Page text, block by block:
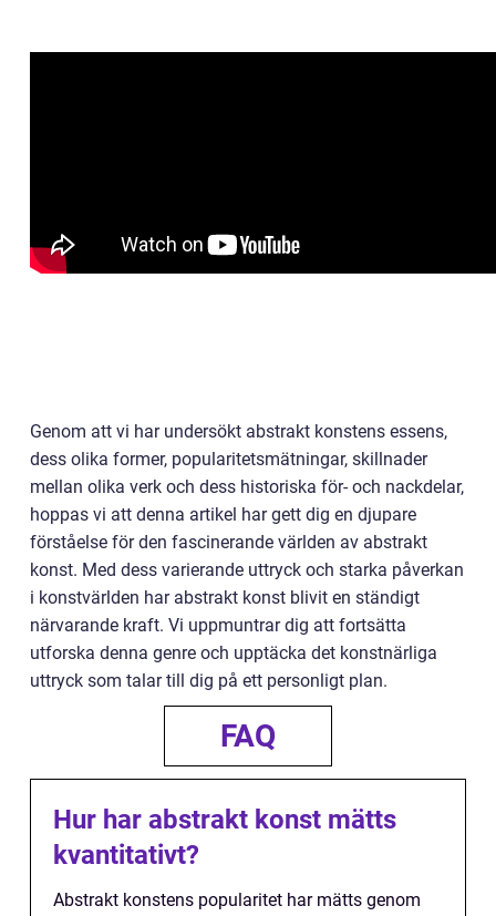
Genom att vi har undersökt abstrakt konstens essens,
dess olika former, popularitetsmätningar, skillnader
mellan olika verk och dess historiska för- och nackdelar,
hoppas vi att denna artikel har gett dig en djupare
förståelse för den fascinerande världen av abstrakt
konst. Med dess varierande uttryck och starka påverkan
i konstvärlden har abstrakt konst blivit en ständigt
närvarande kraft. Vi uppmuntrar dig att fortsätta
utforska denna genre och upptäcka det konstnärliga
uttryck som talar till dig på ett personligt plan.
FAQ
Hur har abstrakt konst mätts
kvantitativt?
Abstrakt konstens popularitet har mätts genom